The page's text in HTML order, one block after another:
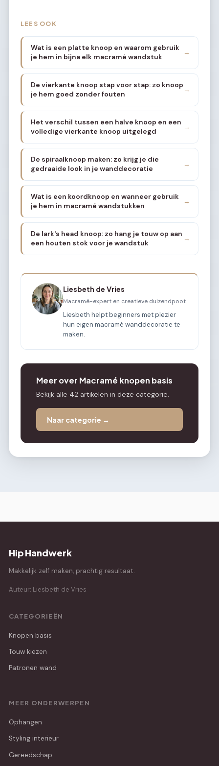
LEES OOK
Wat is een platte knoop en waarom gebruik
je hem in bijna elk macramé wandstuk
→
De vierkante knoop stap voor stap: zo knoop
je hem goed zonder fouten
→
Het verschil tussen een halve knoop en een
volledige vierkante knoop uitgelegd
→
De spiraalknoop maken: zo krijg je die
gedraaide look in je wanddecoratie
→
Wat is een koordknoop en wanneer gebruik
je hem in macramé wandstukken
→
De lark's head knoop: zo hang je touw op aan
een houten stok voor je wandstuk
→
Liesbeth de Vries
Macramé-expert en creatieve duizendpoot
Liesbeth helpt beginners met plezier
hun eigen macramé wanddecoratie te
maken.
Meer over Macramé knopen basis
Bekijk alle 42 artikelen in deze categorie.
Naar categorie →
Hip Handwerk
Makkelijk zelf maken, prachtig resultaat.
Auteur: Liesbeth de Vries
CATEGORIEËN
Knopen basis
Touw kiezen
Patronen wand
MEER ONDERWERPEN
Ophangen
Styling interieur
Gereedschap